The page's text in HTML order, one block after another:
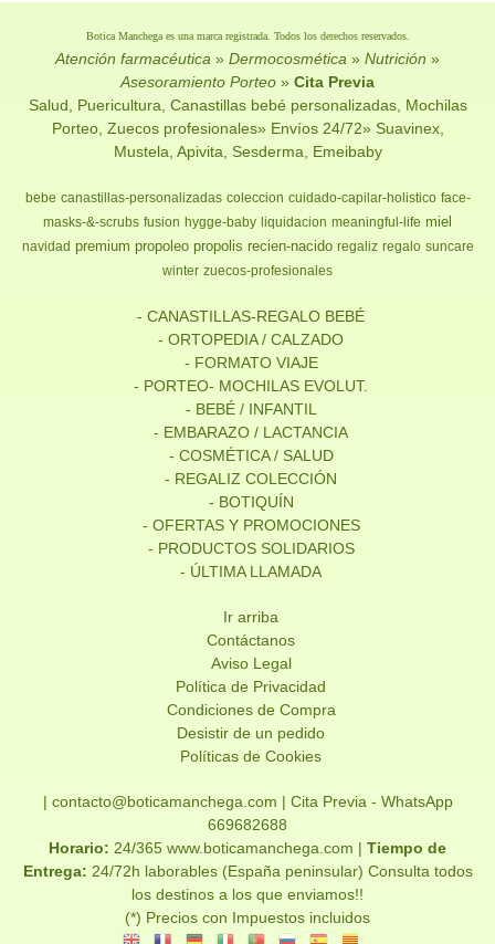
Botica Manchega es una marca registrada. Todos los derechos reservados.
Atención farmacéutica » Dermocosmética » Nutrición »
Asesoramiento Porteo » Cita Previa
Salud, Puericultura, Canastillas bebé personalizadas, Mochilas
Porteo, Zuecos profesionales» Envíos 24/72» Suavinex,
Mustela, Apivita, Sesderma, Emeibaby
bebe canastillas-personalizadas coleccion cuidado-capilar-holistico face-
masks-&-scrubs fusion hygge-baby liquidacion meaningful-life miel
navidad premium propoleo propolis recien-nacido regaliz regalo suncare
winter zuecos-profesionales
- CANASTILLAS-REGALO BEBÉ
- ORTOPEDIA / CALZADO
- FORMATO VIAJE
- PORTEO- MOCHILAS EVOLUT.
- BEBÉ / INFANTIL
- EMBARAZO / LACTANCIA
- COSMÉTICA / SALUD
- REGALIZ COLECCIÓN
- BOTIQUÍN
- OFERTAS Y PROMOCIONES
- PRODUCTOS SOLIDARIOS
- ÚLTIMA LLAMADA
Ir arriba
Contáctanos
Aviso Legal
Política de Privacidad
Condiciones de Compra
Desistir de un pedido
Políticas de Cookies
| contacto@boticamanchega.com | Cita Previa - WhatsApp
669682688
Horario: 24/365 www.boticamanchega.com | Tiempo de
Entrega: 24/72h laborables (España peninsular) Consulta todos
los destinos a los que enviamos!!
(*) Precios con Impuestos incluidos